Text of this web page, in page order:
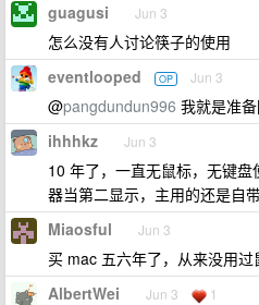
guagusi Jun 3
怎么没有人讨论筷子的使用
eventlooped OP Jun 3
@pangdundun996 我就是准
ihhhkz Jun 3
10 年了，一直无鼠标，无键
器当第二显示，主用的还是自
Miaosful Jun 3
买 mac 五六年了，从来没用过
AlbertWei Jun 3 1